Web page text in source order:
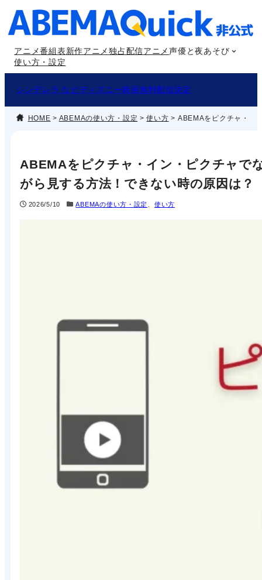
容
アニメ番組表新作アニメ独占配信アニメ声優と夜あそび
使い方・設定
シンデレラ などディズニー映画無料配信決定
HOME > ABEMAの使い方・設定 >使い方 > ABEMAをピクチャ・イ
ABEMAをピクチャ・イン・ピクチャで
がら見する方法！できない時の原因は？
2026/5/10 ABEMAの使い方・設定 使い方